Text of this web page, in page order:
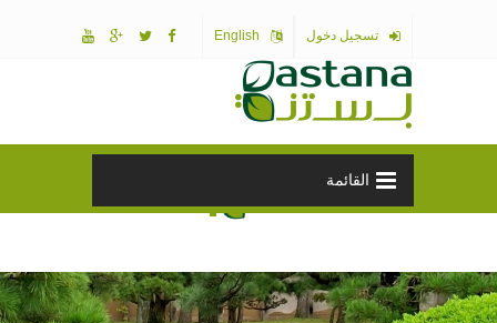
English تسجيل دخول
القائمة